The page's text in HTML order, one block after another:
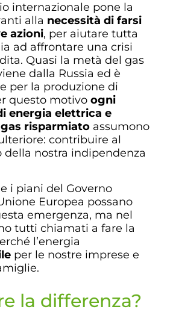
internazionale pone la
alla necessità di farsi
azioni, per aiutare tutta
ad affrontare una crisi
Quasi la metà del gas
dalla Russia ed è
per la produzione di
questo motivo ogni
energia elettrica e
risparmiato assumono
contribuire al
nostra indipendenza
i piani del Governo
Europea possano
emergenza, ma nel
tutti chiamati a fare la
l’energia
per le nostre imprese e
la differenza?